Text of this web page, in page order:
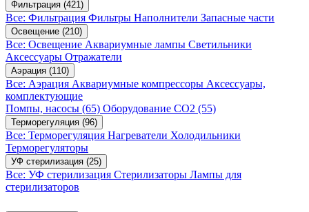
Фильтрация (421)
Все: Фильтрация Фильтры Наполнители Запасные части
Освещение (210)
Все: Освещение Аквариумные лампы Светильники
Аксессуары Отражатели
Аэрация (110)
Все: Аэрация Аквариумные компрессоры Аксессуары,
комплектующие
Помпы, насосы (65) Оборудование CO2 (55)
Терморегуляция (96)
Все: Терморегуляция Нагреватели Холодильники
Терморегуляторы
УФ стерилизация (25)
Все: УФ стерилизация Стерилизаторы Лампы для
стерилизаторов